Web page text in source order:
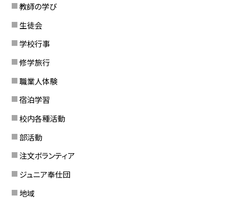
教師の学び
生徒会
学校行事
修学旅行
職業人体験
宿泊学習
校内各種活動
部活動
注文ボランティア
ジュニア奉仕団
地域